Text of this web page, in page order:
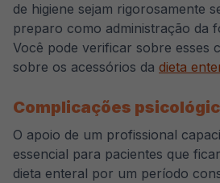
de higiene sejam rigorosamente
preparo como administração da
Você pode verificar sobre esses
sobre os acessórios da dieta
Complicações
O apoio de um profissional
essencial para pacientes que
dieta enteral por um período